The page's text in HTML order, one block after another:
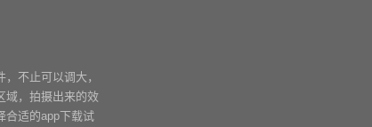
不止可以调大，
域，拍摄出来的效
合适的app下载试